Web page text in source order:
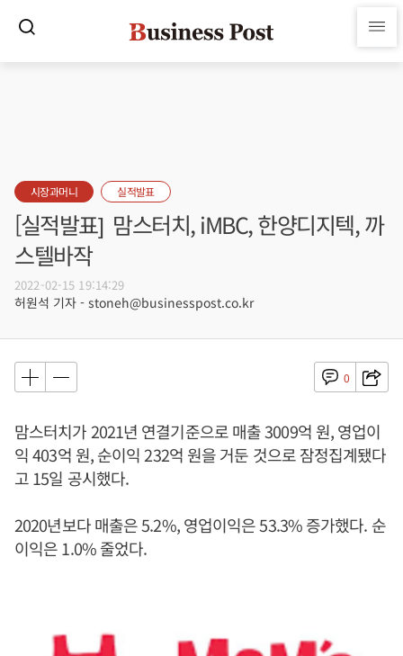
시장과머니 실적발표
[실적발표] 맘스터치, iMBC, 한양디지텍, 까
스텔바작
2022-02-15 19:14:29
허원석 기자 - stoneh@businesspost.co.kr
0
맘스터치가 2021년 연결기준으로 매출 3009억 원, 영업이
익 403억 원, 순이익 232억 원을 거둔 것으로 잠정집계됐다
고 15일 공시했다.
2020년보다 매출은 5.2%, 영업이익은 53.3% 증가했다. 순
이익은 1.0% 줄었다.